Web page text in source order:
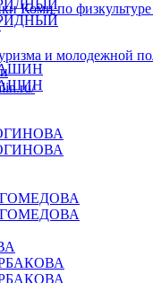
Коми по
и молодежной